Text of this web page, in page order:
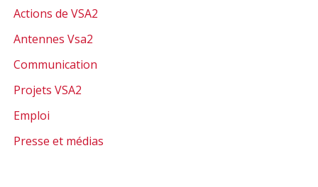
Actions de VSA2
Antennes Vsa2
Communication
Projets VSA2
Emploi
Presse et médias